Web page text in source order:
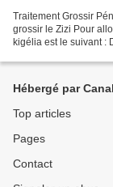
Traitement Grossir
grossir le Zizi Pour
kigélia est le suivant :
Hébergé par
Top articles
Pages
Contact